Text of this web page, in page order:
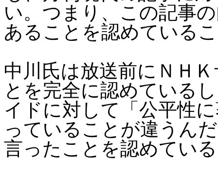
い。つまり、この記事
あることを認めている
中川氏は放送前にＮＨ
とを完全に認めている
イドに対して「公平性
っていることが違うん
言ったことを認めてい